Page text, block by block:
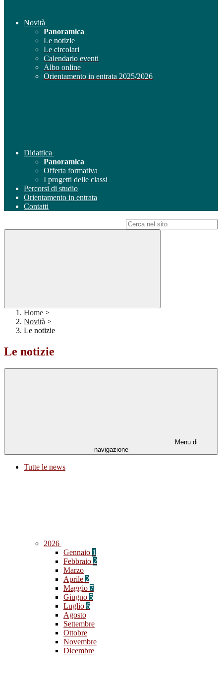
Novità
Panoramica
Le notizie
Le circolari
Calendario eventi
Albo online
Orientamento in entrata 2025/2026
Didattica
Panoramica
Offerta formativa
I progetti delle classi
Percorsi di studio
Orientamento in entrata
Contatti
Home >
Novità >
Le notizie
Le notizie
Menu di
navigazione
Tutte le news
2026
Gennaio 1
Febbraio 2
Marzo
Aprile 2
Maggio 7
Giugno 5
Luglio 6
Agosto
Settembre
Ottobre
Novembre
Dicembre